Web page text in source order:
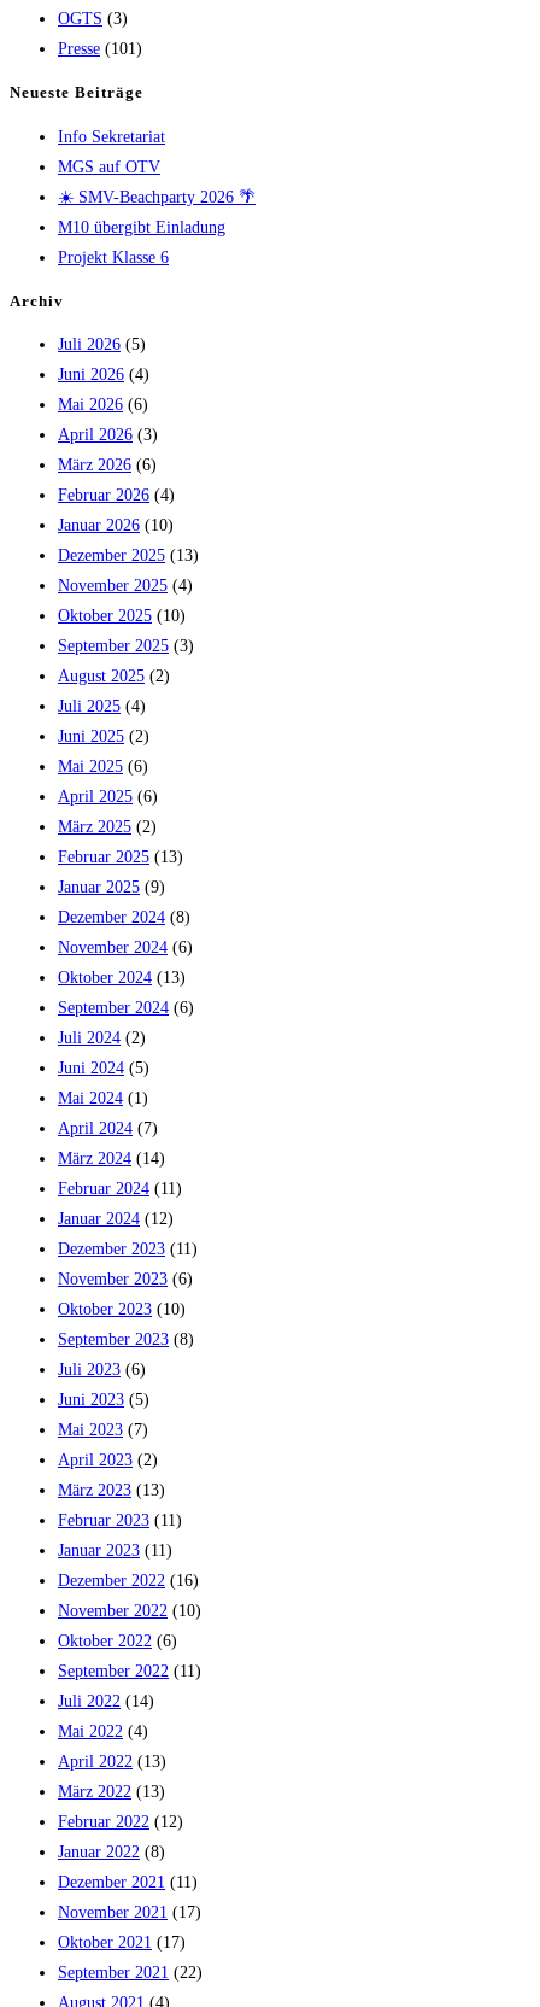
OGTS (3)
Presse (101)
Neueste Beiträge
Info Sekretariat
MGS auf OTV
☀️ SMV-Beachparty 2026 🌴
M10 übergibt Einladung
Projekt Klasse 6
Archiv
Juli 2026 (5)
Juni 2026 (4)
Mai 2026 (6)
April 2026 (3)
März 2026 (6)
Februar 2026 (4)
Januar 2026 (10)
Dezember 2025 (13)
November 2025 (4)
Oktober 2025 (10)
September 2025 (3)
August 2025 (2)
Juli 2025 (4)
Juni 2025 (2)
Mai 2025 (6)
April 2025 (6)
März 2025 (2)
Februar 2025 (13)
Januar 2025 (9)
Dezember 2024 (8)
November 2024 (6)
Oktober 2024 (13)
September 2024 (6)
Juli 2024 (2)
Juni 2024 (5)
Mai 2024 (1)
April 2024 (7)
März 2024 (14)
Februar 2024 (11)
Januar 2024 (12)
Dezember 2023 (11)
November 2023 (6)
Oktober 2023 (10)
September 2023 (8)
Juli 2023 (6)
Juni 2023 (5)
Mai 2023 (7)
April 2023 (2)
März 2023 (13)
Februar 2023 (11)
Januar 2023 (11)
Dezember 2022 (16)
November 2022 (10)
Oktober 2022 (6)
September 2022 (11)
Juli 2022 (14)
Mai 2022 (4)
April 2022 (13)
März 2022 (13)
Februar 2022 (12)
Januar 2022 (8)
Dezember 2021 (11)
November 2021 (17)
Oktober 2021 (17)
September 2021 (22)
August 2021 (4)